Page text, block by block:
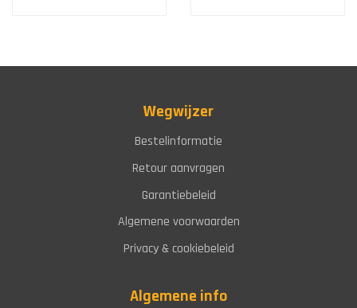
Wegwijzer
Bestelinformatie
Retour aanvragen
Garantiebeleid
Algemene voorwaarden
Privacy & cookiebeleid
Algemene info